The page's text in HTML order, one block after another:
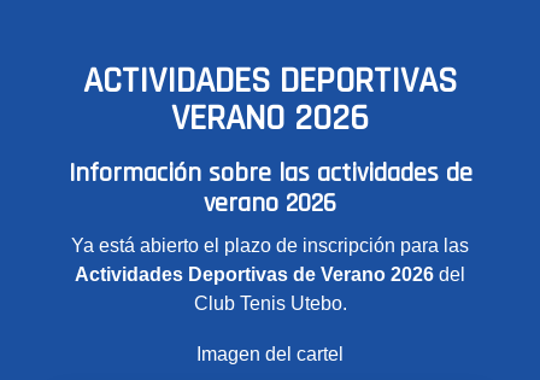
ACTIVIDADES DEPORTIVAS
VERANO 2026
Información sobre las actividades de
verano 2026
Ya está abierto el plazo de inscripción para las
Actividades Deportivas de Verano 2026 del
Club Tenis Utebo.
Imagen del cartel